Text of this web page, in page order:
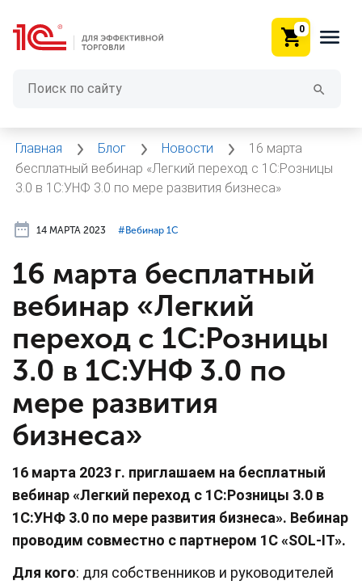
0
Главная Блог Новости
16 марта
бесплатный вебинар «Легкий переход с 1С:Розницы
3.0 в 1С:УНФ 3.0 по мере развития бизнеса»
14 МАРТА 2023 #⁣Вебинар 1С
16 марта бесплатный
вебинар «Легкий
переход с 1С:Розницы
3.0 в 1С:УНФ 3.0 по
мере развития
бизнеса»
16 марта 2023 г. приглашаем на бесплатный
вебинар «Легкий переход с 1С:Розницы 3.0 в
1С:УНФ 3.0 по мере развития бизнеса». Вебинар
проводим совместно с партнером 1С«SOL-IT».
Для кого: для собственников и руководителей